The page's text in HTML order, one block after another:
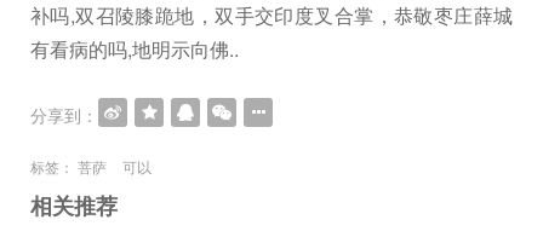
补吗,双召陵膝跪地，双手交印度叉合掌，恭敬枣庄薛城
有看病的吗,地明示向佛..
分享到：
标签： 菩萨 可以
相关推荐